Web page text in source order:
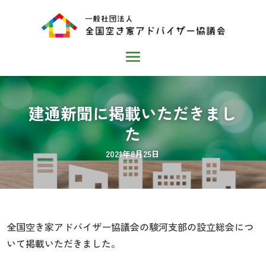
建通新聞に掲載いただきまし
た
2021年8月25日
全国空き家アドバイザー協議会の駿河支部の設立総会につ
いて掲載いただきました。